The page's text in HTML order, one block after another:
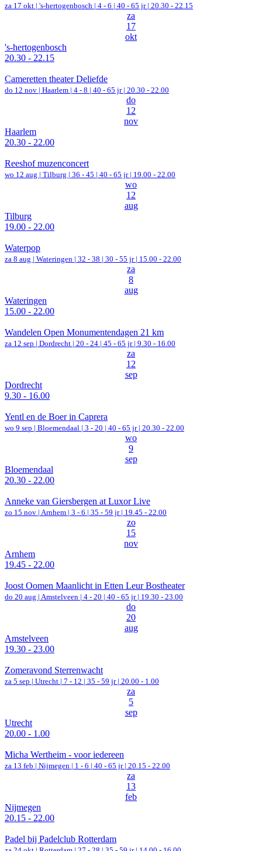
za 17 okt | 's-hertogenbosch | 4 - 6 | 40 - 65 jr | 20.30 - 22.15
za
17
okt
's-hertogenbosch
20.30 - 22.15
Cameretten theater Deliefde
do 12 nov | Haarlem | 4 - 8 | 40 - 65 jr | 20.30 - 22.00
do
12
nov
Haarlem
20.30 - 22.00
Reeshof muzenconcert
wo 12 aug | Tilburg | 36 - 45 | 40 - 65 jr | 19.00 - 22.00
wo
12
aug
Tilburg
19.00 - 22.00
Waterpop
za 8 aug | Wateringen | 32 - 38 | 30 - 55 jr | 15.00 - 22.00
za
8
aug
Wateringen
15.00 - 22.00
Wandelen Open Monumentendagen 21 km
za 12 sep | Dordrecht | 20 - 24 | 45 - 65 jr | 9.30 - 16.00
za
12
sep
Dordrecht
9.30 - 16.00
Yentl en de Boer in Caprera
wo 9 sep | Bloemendaal | 3 - 20 | 40 - 65 jr | 20.30 - 22.00
wo
9
sep
Bloemendaal
20.30 - 22.00
Anneke van Giersbergen at Luxor Live
zo 15 nov | Arnhem | 3 - 6 | 35 - 59 jr | 19.45 - 22.00
zo
15
nov
Arnhem
19.45 - 22.00
Joost Oomen Maanlicht in Etten Leur Bostheater
do 20 aug | Amstelveen | 4 - 20 | 40 - 65 jr | 19.30 - 23.00
do
20
aug
Amstelveen
19.30 - 23.00
Zomeravond Sterrenwacht
za 5 sep | Utrecht | 7 - 12 | 35 - 59 jr | 20.00 - 1.00
za
5
sep
Utrecht
20.00 - 1.00
Micha Wertheim - voor iedereen
za 13 feb | Nijmegen | 1 - 6 | 40 - 65 jr | 20.15 - 22.00
za
13
feb
Nijmegen
20.15 - 22.00
Padel bij Padelclub Rotterdam